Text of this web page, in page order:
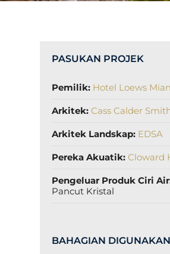
PASUKAN PROJEK
Pemilik: Hotel Loews
Arkitek: Cass Calder
Arkitek Landskap: EDSA
Pereka Akuatik: Cloward
Pengeluar Produk Ciri
Pancut Kristal
BAHAGIAN DIGUNAKAN